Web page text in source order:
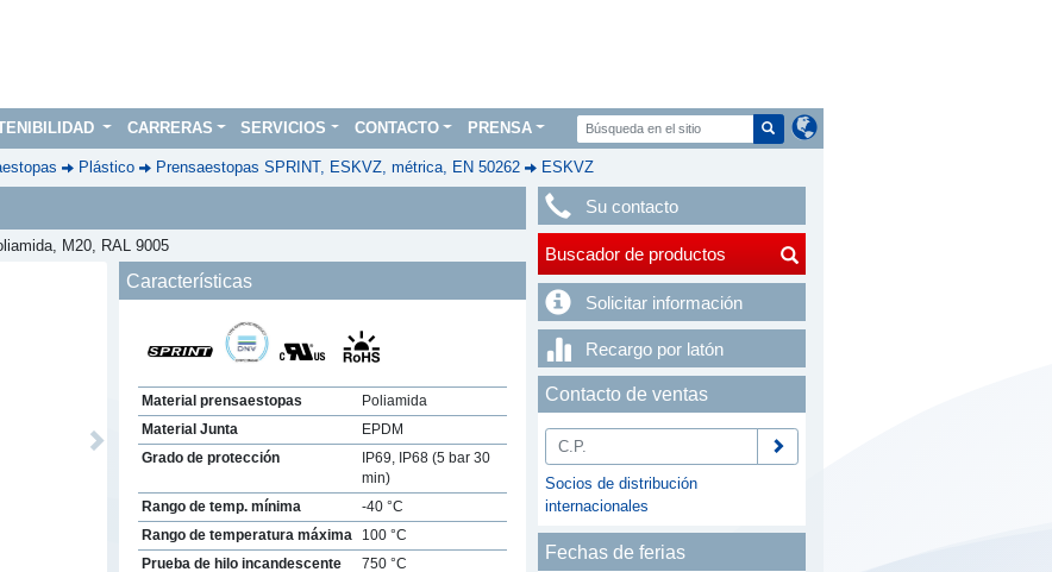
CARRERAS SERVICIOS CONTACTO PRENSA
Plástico Prensaestopas SPRINT, ESKVZ, métrica, EN 50262 ESKVZ
M20, RAL 9005
Next
Características
Material prensaestopas
Poliamida
Material Junta
EPDM
Grado de protección
IP69, IP68 (5 bar 30
min)
Rango de temp. mínima
-40 °C
Rango de temperatura máxima
100 °C
Prueba de hilo incandescente
750 °C
Su contacto
Buscador de productos
Solicitar información
Recargo por latón
Contacto de ventas
Socios de distribución
internacionales
Fechas de ferias